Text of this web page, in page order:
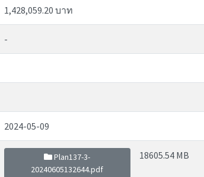
1,428,059.20 บาท
-
2024-05-09
Plan137-3-
20240605132644.pdf
18605.54 MB